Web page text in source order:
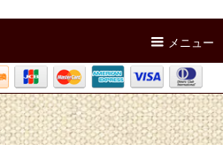
メニュー